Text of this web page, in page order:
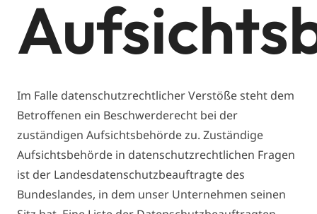
Im Falle datenschutzrechtlicher Verstöße steht dem
Betroffenen ein Beschwerderecht bei der
zuständigen Aufsichtsbehörde zu. Zuständige
Aufsichtsbehörde in datenschutzrechtlichen Fragen
ist der Landesdatenschutzbeauftragte des
Bundeslandes, in dem unser Unternehmen seinen